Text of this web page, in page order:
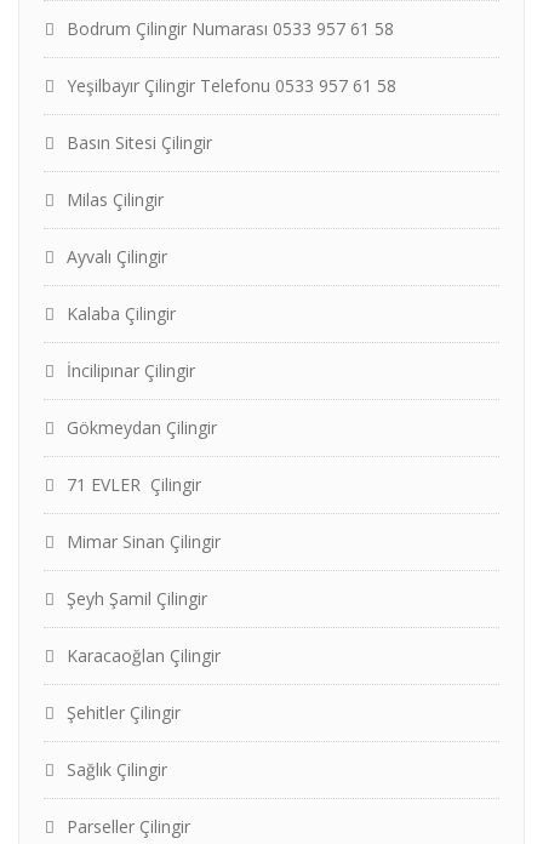
Bodrum Çilingir Numarası 0533 957 61 58
Yeşilbayır Çilingir Telefonu 0533 957 61 58
Basın Sitesi Çilingir
Milas Çilingir
Ayvalı Çilingir
Kalaba Çilingir
İncilipınar Çilingir
Gökmeydan Çilingir
71 EVLER Çilingir
Mimar Sinan Çilingir
Şeyh Şamil Çilingir
Karacaoğlan Çilingir
Şehitler Çilingir
Sağlık Çilingir
Parseller Çilingir